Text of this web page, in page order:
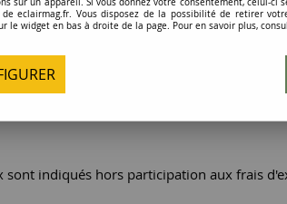
tout éventuel consommateur,
Ces conditions générales de vente
par le vendeur, des produits
conditions.
indiqués hors participation aux frais
de eclairmag.fr. Vous disposez de la possibilité de retirer
le widget en bas à droite de la page. Pour en savoir plus,